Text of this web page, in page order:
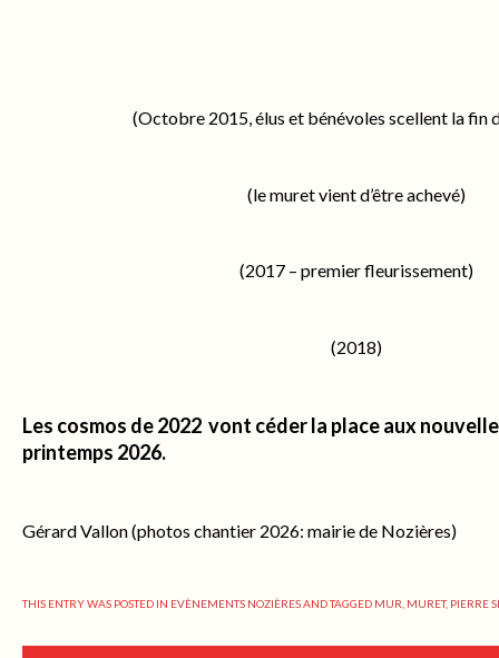
(Octobre 2015, élus et bénévoles scellent la fin
(le muret vient d’être achevé)
(2017 – premier fleurissement)
(2018)
Les cosmos de 2022 vont céder la place aux
printemps 2026.
Gérard Vallon (photos chantier 2026: mairie de Nozières)
THIS ENTRY WAS POSTED IN EVÈNEMENTS NOZIÈRESAND TAGGED MUR MURET, PIERRE